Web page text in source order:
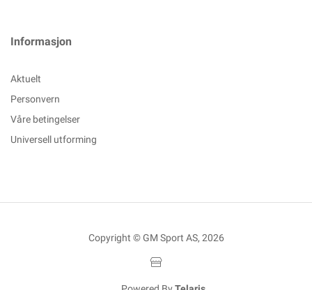
Informasjon
Aktuelt
Personvern
Våre betingelser
Universell utforming
Copyright © GM Sport AS, 2026